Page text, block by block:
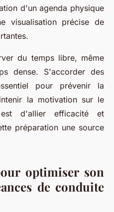
d'un agenda physique
visualisation précise de
du temps libre, même
dense. S'accorder des
pour prévenir la
la motivation sur le
d'allier efficacité et
préparation une source
optimiser son
de conduite